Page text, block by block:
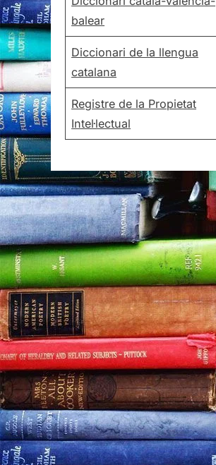
balear
Diccionari de la llengua
catalana
Registre de la Propietat
Intel·lectual